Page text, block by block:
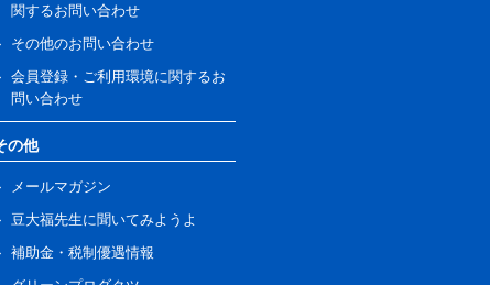
関するお問い合わせ
その他のお問い合わせ
会員登録・ご利用環境に関するお
問い合わせ
の他
メールマガジン
豆大福先生に聞いてみようよ
補助金・税制優遇情報